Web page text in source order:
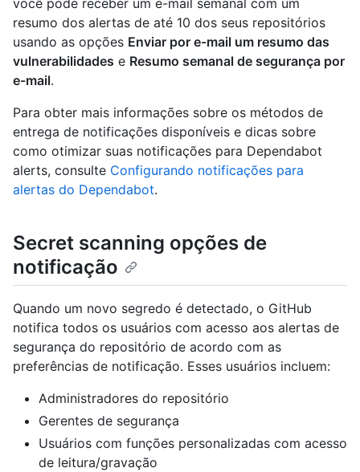
você pode receber um e-mail semanal com um
resumo dos alertas de até 10 dos seus repositórios
usando as opções Enviar por e-mail um resumo das
vulnerabilidades e Resumo semanal de segurança por
e-mail.
Para obter mais informações sobre os métodos de
entrega de notificações disponíveis e dicas sobre
como otimizar suas notificações para Dependabot
alerts, consulte Configurando notificações para
alertas do Dependabot.
Secret scanning opções de
notificação
Quando um novo segredo é detectado, o GitHub
notifica todos os usuários com acesso aos alertas de
segurança do repositório de acordo com as
preferências de notificação. Esses usuários incluem:
Administradores do repositório
Gerentes de segurança
Usuários com funções personalizadas com acesso
de leitura/gravação